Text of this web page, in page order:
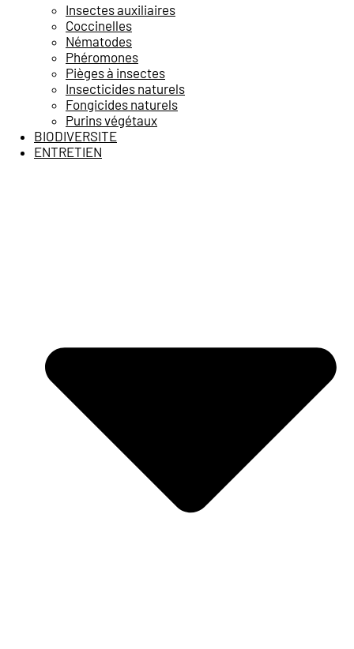
Insectes auxiliaires
Coccinelles
Nématodes
Phéromones
Pièges à insectes
Insecticides naturels
Fongicides naturels
Purins végétaux
BIODIVERSITE
ENTRETIEN